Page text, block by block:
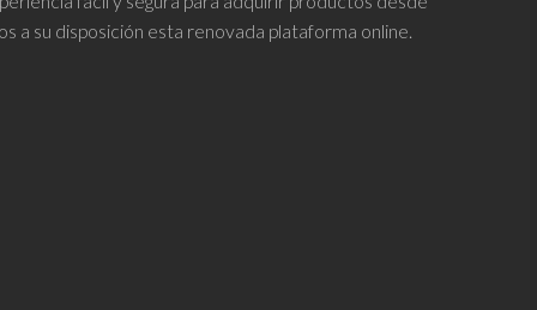
a su disposición esta renovada plataforma online.